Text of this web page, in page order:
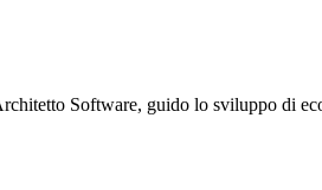
Software, guido lo sviluppo di